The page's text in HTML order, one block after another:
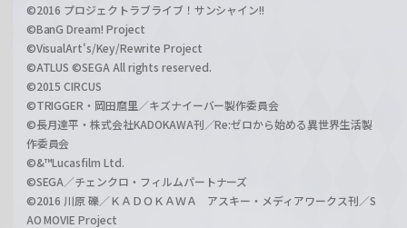
©2016 プロジェクトラブライブ！サンシャイン!!
©BanG Dream! Project
©VisualArt's/Key/Rewrite Project
©ATLUS ©SEGA All rights reserved.
©2015 CIRCUS
©TRIGGER・岡田麿里／キズナイーバー製作委員会
©長月達平・株式会社KADOKAWA刊／Re:ゼロから始める異世界生活製
作委員会
©&™Lucasfilm Ltd.
©SEGA／チェンクロ・フィルムパートナーズ
©2016 川原 礫／ＫＡＤＯＫＡＷＡ アスキー・メディアワークス刊／S
AO MOVIE Project